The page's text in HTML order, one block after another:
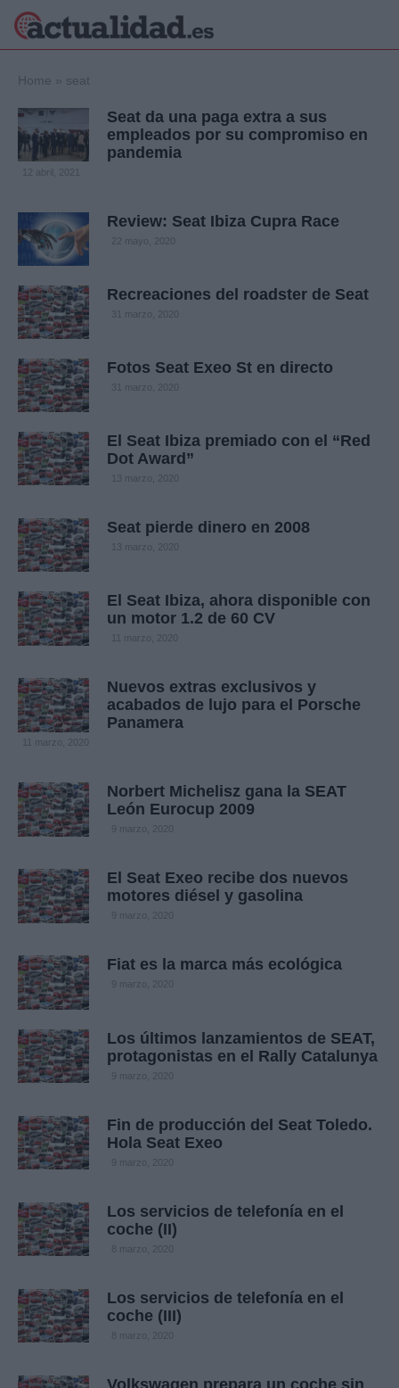
Política
Economía
Internacional
Viajes
Deportes
Home » seat
Seat da una paga extra a sus
empleados por su compromiso en
pandemia
12 abril, 2021
Review: Seat Ibiza Cupra Race
22 mayo, 2020
Recreaciones del roadster de Seat
31 marzo, 2020
Fotos Seat Exeo St en directo
31 marzo, 2020
El Seat Ibiza premiado con el “Red
Dot Award”
13 marzo, 2020
Seat pierde dinero en 2008
13 marzo, 2020
El Seat Ibiza, ahora disponible con
un motor 1.2 de 60 CV
11 marzo, 2020
Nuevos extras exclusivos y
acabados de lujo para el Porsche
Panamera
11 marzo, 2020
Norbert Michelisz gana la SEAT
León Eurocup 2009
9 marzo, 2020
El Seat Exeo recibe dos nuevos
motores diésel y gasolina
9 marzo, 2020
Fiat es la marca más ecológica
9 marzo, 2020
Los últimos lanzamientos de SEAT,
protagonistas en el Rally Catalunya
9 marzo, 2020
Fin de producción del Seat Toledo.
Hola Seat Exeo
9 marzo, 2020
Los servicios de telefonía en el
coche (II)
8 marzo, 2020
Los servicios de telefonía en el
coche (III)
8 marzo, 2020
Volkswagen prepara un coche sin